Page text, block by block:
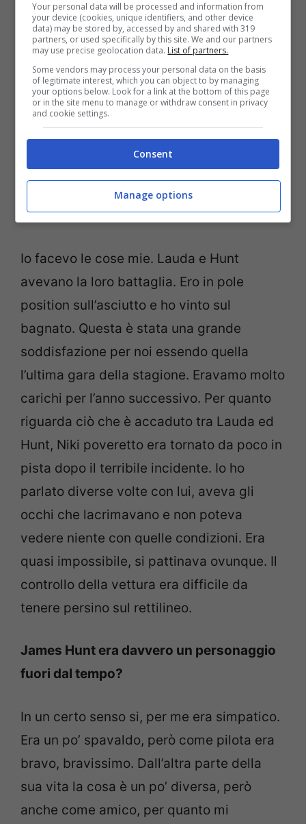
Qualora fossero sul mercato offriresti a
Verstappen o Hamilton un contratto?
Non so come rispondere a questa
domanda.
Ci racconti la famosa gara del Fuji del
1976 che ti vide vincitore e che assegnò il
titolo ad Hunt a discapito di Lauda?
Io facevo le cose mie. Lauda e Hunt
avevano la loro battaglia. Ero in pole
position sull’asciutto e ho vinto sul
bagnato. Questa è stata una grande
soddisfazione per noi essendo quella
l’ultima gara della stagione. Eravamo molto
carichi per l’anno successivo. Per quanto
riguarda ciò che è accaduto tra Lauda ed
Hunt, Niki poveretto era tornato da poco in
pista dopo il terribile incidente. Io ho
parlato diverse volte con lui, aveva gli
occhi che lacrimavano e non poteva
vedere niente con quelle condizioni. Era
quasi impossibile, si pattinava ovunque. Il
controllo della vettura era difficile da
tenere persino sul rettilineo.
James Hunt era davvero un personaggio
fuori dal tempo?
In un certo senso si, per me era simpatico.
Era un po’ spavaldo, però come pilota era
bravo, bravissimo. Dall’altra parte della
sua vita la cosa è un po’ diversa, però
anche come amico, per quanto mi
Your personal data will be processed and information from
your device (cookies, unique identifiers, and other device
data) may be stored by, accessed by and shared with 319
partners, or used specifically by this site. We and our partners
may use precise geolocation data. List of partners.
Some vendors may process your personal data on the basis
of legitimate interest, which you can object to by managing
your options below. Look for a link at the bottom of this page
or in the site menu to manage or withdraw consent in privacy
and cookie settings.
Consent
Manage options